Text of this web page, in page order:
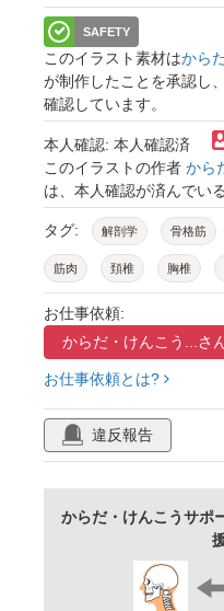
SAFETY
このイラスト素材はから
が制作したことを承認し
確認しています。
本人確認: 本人確認済
このイラストの作者 から
は、本人確認が済んでい
タグ: 解剖学 骨格筋
筋肉 頚椎 胸椎
頸部 後頭骨
お仕事依頼:
からだ・けんこう...さ
お仕事依頼とは?
違反報告
からだ・けんこうサポ